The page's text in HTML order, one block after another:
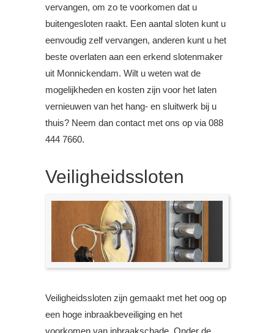
vervangen, om zo te voorkomen dat u
buitengesloten raakt. Een aantal sloten kunt u
eenvoudig zelf vervangen, anderen kunt u het
beste overlaten aan een erkend slotenmaker
uit Monnickendam. Wilt u weten wat de
mogelijkheden en kosten zijn voor het laten
vernieuwen van het hang- en sluitwerk bij u
thuis? Neem dan contact met ons op via 088
444 7660.
Veiligheidssloten
Veiligheidssloten zijn gemaakt met het oog op
een hoge inbraakbeveiliging en het
voorkomen van inbraakschade. Onder de